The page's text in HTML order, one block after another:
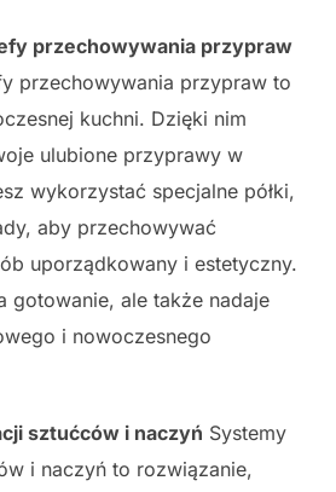
przechowywania przypraw
przechowywania przypraw to
kuchni. Dzięki nim
ulubione przyprawy w
wykorzystać specjalne półki,
aby przechowywać
uporządkowany i estetyczny.
gotowanie, ale także nadaje
i nowoczesnego
sztućców i naczyń Systemy
i naczyń to rozwiązanie,